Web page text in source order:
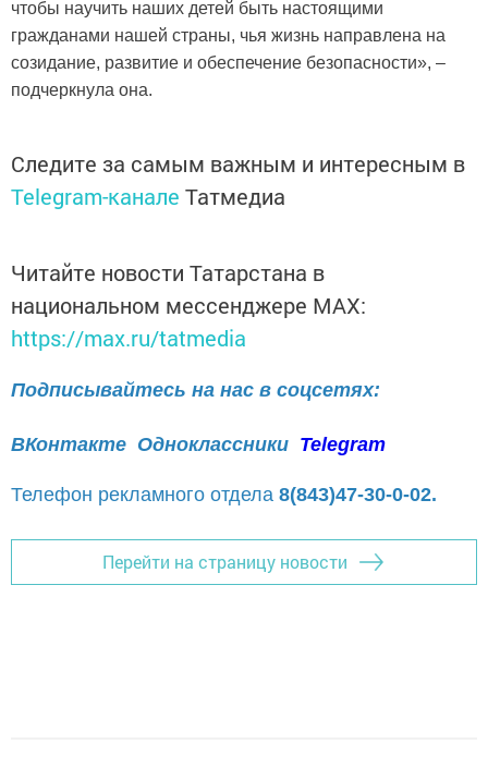
чтобы научить наших детей быть настоящими
гражданами нашей страны, чья жизнь направлена на
созидание, развитие и обеспечение безопасности», –
подчеркнула она.
Следите за самым важным и интересным в
Telegram-канале Татмедиа
Читайте новости Татарстана в
национальном мессенджере MАХ:
https://max.ru/tatmedia
Подписывайтесь на нас в соцсетях:
ВКонтакте Одноклассники Telegram
Телефон рекламного отдела 8(843)47-30-0-02.
Перейти на страницу новости